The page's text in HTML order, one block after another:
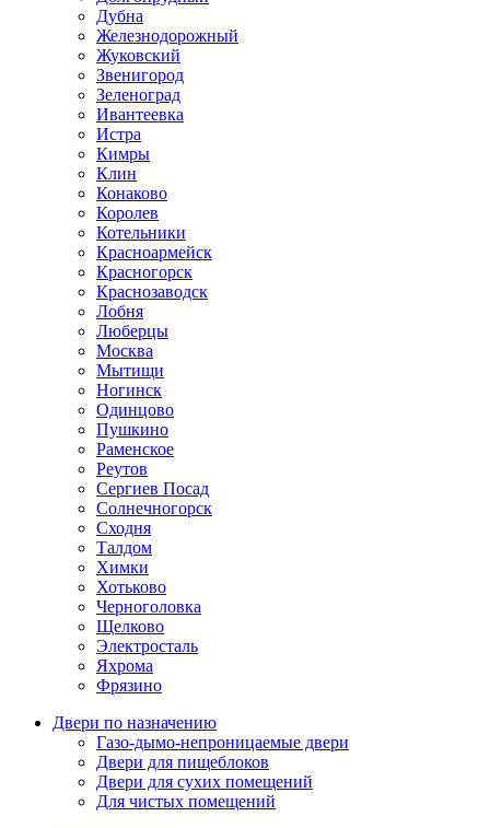
Дубна
Железнодорожный
Жуковский
Звенигород
Зеленоград
Ивантеевка
Истра
Кимры
Клин
Конаково
Королев
Котельники
Красноармейск
Красногорск
Краснозаводск
Лобня
Люберцы
Москва
Мытищи
Ногинск
Одинцово
Пушкино
Раменское
Реутов
Сергиев Посад
Солнечногорск
Сходня
Талдом
Химки
Хотьково
Черноголовка
Щелково
Электросталь
Яхрома
Фрязино
Двери по назначению
Газо-дымо-непроницаемые двери
Двери для пищеблоков
Двери для сухих помещений
Для чистых помещений